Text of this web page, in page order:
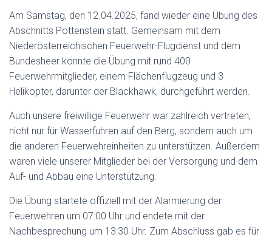
C
Am Samstag, den 12.04.2025, fand wieder eine Übung des
Abschnitts Pottenstein statt. Gemeinsam mit dem
Niederösterreichischen Feuerwehr-Flugdienst und dem
Bundesheer konnte die Übung mit rund 400
Feuerwehrmitglieder, einem Flächenflugzeug und 3
Helikopter, darunter der Blackhawk, durchgeführt werden.
Auch unsere freiwillige Feuerwehr war zahlreich vertreten,
nicht nur für Wasserfuhren auf den Berg, sondern auch um
die anderen Feuerwehreinheiten zu unterstützen. Außerdem
waren viele unserer Mitglieder bei der Versorgung und dem
Auf- und Abbau eine Unterstützung.
Die Übung startete offiziell mit der Alarmierung der
Feuerwehren um 07:00 Uhr und endete mit der
Nachbesprechung um 13:30 Uhr. Zum Abschluss gab es für